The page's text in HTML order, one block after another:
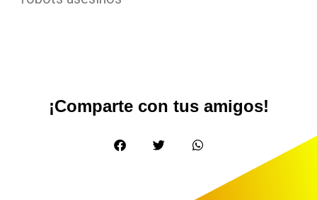
¡Comparte con tus amigos!